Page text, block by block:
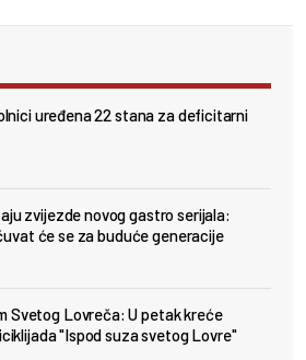
uređena 22 stana za deficitarni
zvijezde novog gastro serijala:
će se za buduće generacije
Svetog Lovreča: U petak kreće
"Ispod suza svetog Lovre"